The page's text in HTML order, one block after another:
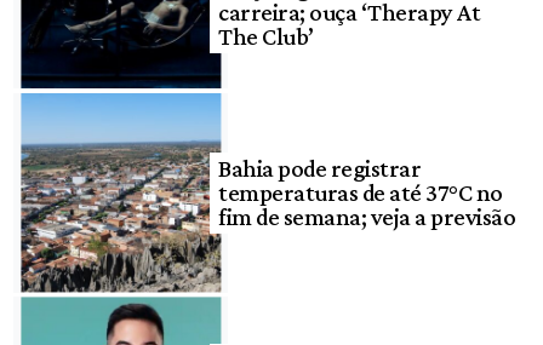
carreira; ouça ‘Therapy At
The Club’
Bahia pode registrar
temperaturas de até 37°C no
fim de semana; veja a previsão